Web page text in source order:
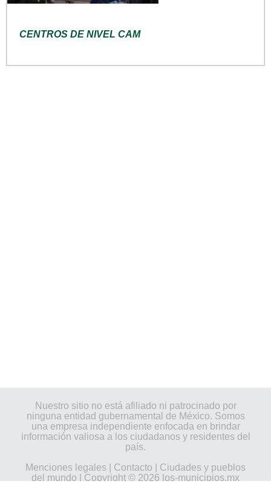
CENTROS DE NIVEL CAM
Nuestro sitio no está afiliado ni patrocinado por
ninguna entidad gubernamental de México. Somos
una empresa independiente enfocada en brindar
información valiosa a los ciudadanos y residentes del
país.
Menciones legales
Contacto
Ciudades y pueblos
del mundo | Copyright © 2026 los-municipios.mx